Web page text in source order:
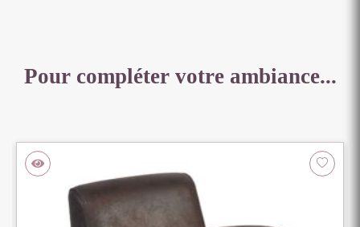
Pour compléter votre ambiance...